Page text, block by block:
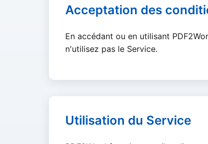
Acceptation des
En accédant ou en utilisant
n'utilisez pas le Service.
Utilisation du Service